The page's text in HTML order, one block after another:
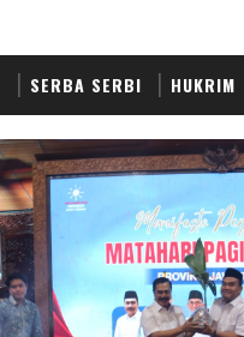
SERBA SERBI HUKRIM